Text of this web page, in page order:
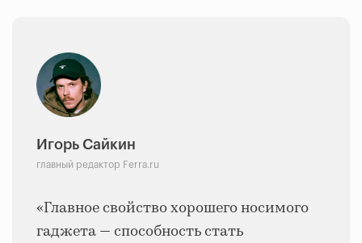
Игорь Сайкин
главный редактор Ferra.ru
«Главное свойство хорошего носимого
гаджета — способность стать